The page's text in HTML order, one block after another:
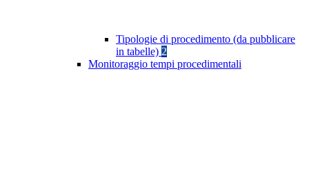
Tipologie di procedimento (da pubblicare
in tabelle) 2
Monitoraggio tempi procedimentali